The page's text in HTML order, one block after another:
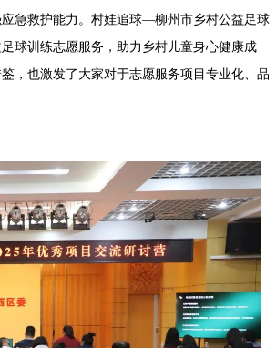
急救护能力。村娃追球—柳州市乡村公益足球
球训练志愿服务，助力乡村儿童身心健康成
，也激发了大家对于志愿服务项目专业化、品